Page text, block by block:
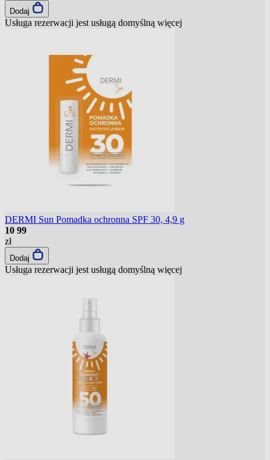
Dodaj
Usługa rezerwacji jest usługą domyślną więcej
DERMI Sun Pomadka ochronna SPF 30, 4,9 g
10 99
zł
Dodaj
Usługa rezerwacji jest usługą domyślną więcej